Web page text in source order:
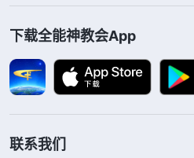
落，越来越没有人样。我不
求真理解决自己的败坏性情
我又看到神的话：“
一
是不是就是为了肉体的吃喝
么？你们说说。（能尽上受
着起码该达到的。）
下载全能神教会App
联系我们